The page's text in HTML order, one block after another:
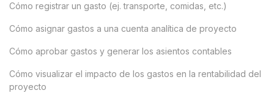
Cómo registrar un gasto (ej. transporte, comidas, etc.)
Cómo asignar gastos a una cuenta analítica de proyecto
Cómo aprobar gastos y generar los asientos contables
Cómo visualizar el impacto de los gastos en la rentabilidad del
proyecto